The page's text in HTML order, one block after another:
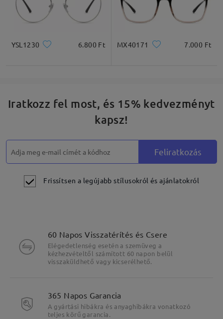
YSL1230 6.800 Ft MX40171 7.000 Ft
Iratkozz fel most, és 15% kedvezményt
kapsz!
Feliratkozás
Frissítsen a legújabb stílusokról és ajánlatokról
60 Napos Visszatérítés és Csere
Elégedetlenség esetén a szemüveg a
kézhezvételtől számított 60 napon belül
visszaküldhető vagy kicserélhető.
365 Napos Garancia
A gyártási hibákra és anyaghibákra vonatkozó
teljes körű garancia.